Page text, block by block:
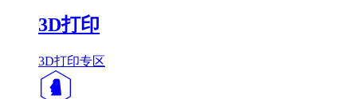
3D打印
3D打印专区